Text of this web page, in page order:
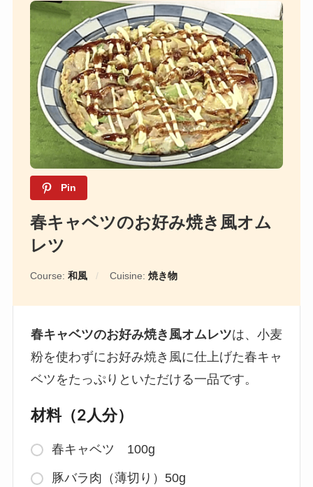
Pin
春キャベツのお好み焼き風オム
レツ
Course: 和風 Cuisine: 焼き物
春キャベツのお好み焼き風オムレツは、小麦
粉を使わずにお好み焼き風に仕上げた春キャ
ベツをたっぷりといただける一品です。
材料（2人分）
春キャベツ 100g
豚バラ肉（薄切り）50g